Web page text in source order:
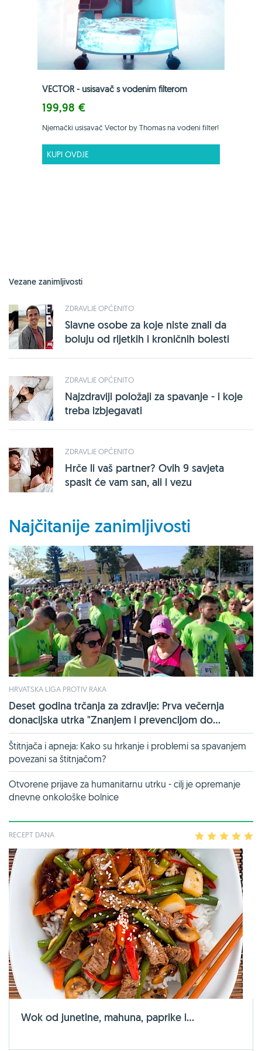
VECTOR - usisavač s vodenim filterom
199,98 €
Njemački usisavač Vector by Thomas na vodeni filter!
KUPI OVDJE
Vezane zanimljivosti
ZDRAVLJE OPĆENITO
Slavne osobe za koje niste znali da
boluju od rijetkih i kroničnih bolesti
ZDRAVLJE OPĆENITO
Najzdraviji položaji za spavanje - i koje
treba izbjegavati
ZDRAVLJE OPĆENITO
Hrče li vaš partner? Ovih 9 savjeta
spasit će vam san, ali i vezu
Najčitanije zanimljivosti
HRVATSKA LIGA PROTIV RAKA
Deset godina trčanja za zdravlje: Prva večernja
donacijska utrka "Znanjem i prevencijom do...
Štitnjača i apneja: Kako su hrkanje i problemi sa spavanjem
povezani sa štitnjačom?
Otvorene prijave za humanitarnu utrku - cilj je opremanje
dnevne onkološke bolnice
RECEPT DANA 2 3 4
Wok od junetine, mahuna, paprike i...